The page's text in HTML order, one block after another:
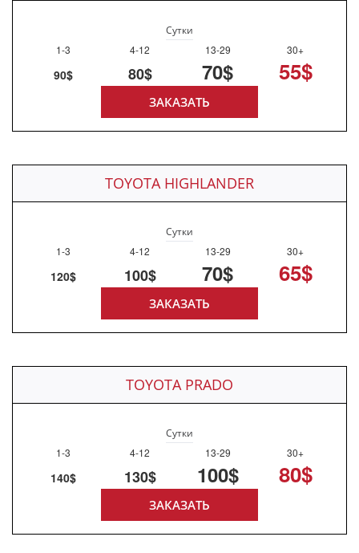
Сутки
1-3
4-12 13-29 30+
90$ 80$ 70$ 55$
ЗАКАЗАТЬ
TOYOTA HIGHLANDER
Сутки
1-3
4-12 13-29 30+
120$ 100$ 70$ 65$
ЗАКАЗАТЬ
TOYOTA PRADO
Сутки
1-3
4-12 13-29 30+
140$ 130$ 100$ 80$
ЗАКАЗАТЬ